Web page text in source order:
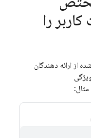
را
از ارائه دهندگان
مثال: